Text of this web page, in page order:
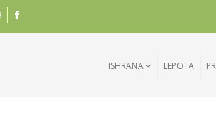
ISHRANA LEPOTA